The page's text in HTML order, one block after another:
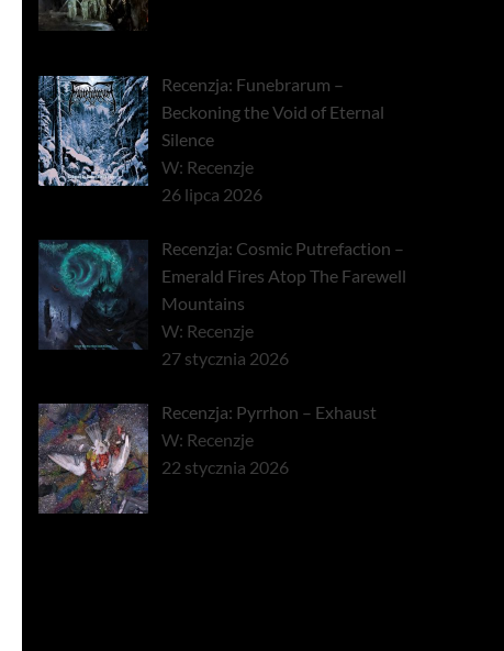
Recenzja: Funebrarum –
Beckoning the Void of Eternal
Silence
W: Recenzje
26 lipca 2026
Recenzja: Cosmic Putrefaction –
Emerald Fires Atop The Farewell
Mountains
W: Recenzje
27 stycznia 2026
Recenzja: Pyrrhon – Exhaust
W: Recenzje
22 stycznia 2026